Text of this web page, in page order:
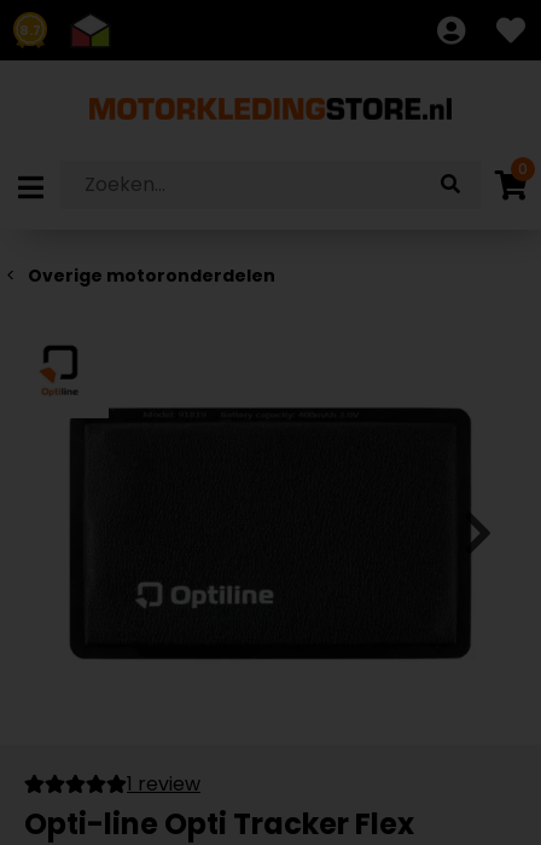
8.7
0
Overige motoronderdelen
1 review
Opti-line Opti Tracker Flex